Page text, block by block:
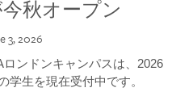
秋オープン
3, 2026
ンドンキャンパスは、2026
学生を現在受付中です。